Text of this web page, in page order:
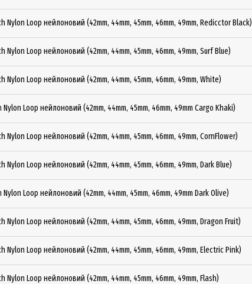
Nylon Loop нейлоновий (42mm, 44mm, 45mm, 46mm, 49mm, Redicctor Black)
Nylon Loop нейлоновий (42mm, 44mm, 45mm, 46mm, 49mm, Surf Blue)
Nylon Loop нейлоновий (42mm, 44mm, 45mm, 46mm, 49mm, White)
Loop нейлоновий (42mm, 44mm, 45mm, 46mm, 49mm Cargo Khaki)
Nylon Loop нейлоновий (42mm, 44mm, 45mm, 46mm, 49mm, CornFlower)
Nylon Loop нейлоновий (42mm, 44mm, 45mm, 46mm, 49mm, Dark Blue)
Loop нейлоновий (42mm, 44mm, 45mm, 46mm, 49mm Dark Olive)
Nylon Loop нейлоновий (42mm, 44mm, 45mm, 46mm, 49mm, Dragon Fruit)
Nylon Loop нейлоновий (42mm, 44mm, 45mm, 46mm, 49mm, Electric Pink)
Nylon Loop нейлоновий (42mm, 44mm, 45mm, 46mm, 49mm, Flash)